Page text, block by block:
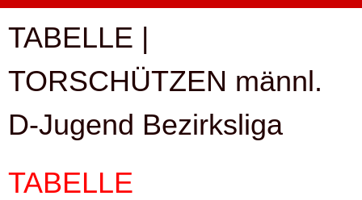
TABELLE |
TORSCHÜTZEN männl.
D-Jugend Bezirksliga
TABELLE